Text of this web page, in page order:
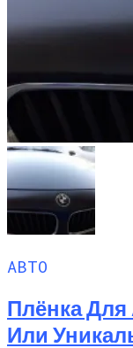
АВТО
Плёнка
Или